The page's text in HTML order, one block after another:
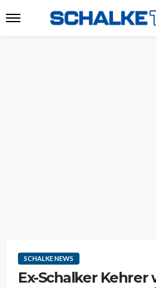
SCHALKE NEWS
Ex-Schalker Kehrer